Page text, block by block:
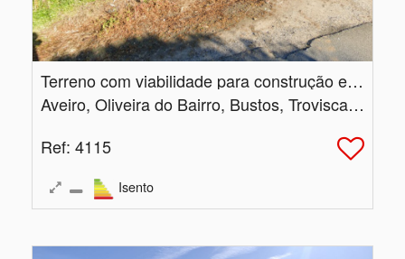
Terreno com viabilidade para construção em Bustos
Aveiro, Oliveira do Bairro, Bustos, Troviscal e Mamarrosa
Ref: 4115
Isento